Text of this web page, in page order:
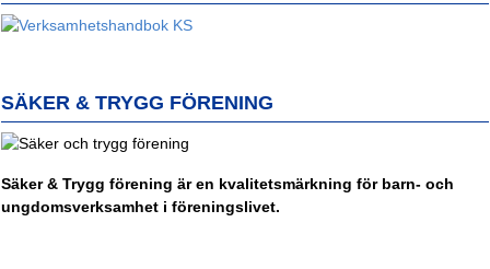
SÄKER & TRYGG FÖRENING
Säker & Trygg förening är en kvalitetsmärkning för barn- och
ungdomsverksamhet i föreningslivet.